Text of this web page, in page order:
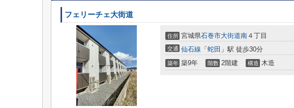
フェリーチェ大街道
住所 宮城県石巻市大街道南 ４丁目
交通 仙石線 「 蛇田 」駅 徒歩30分
築年 築9年 階数 2階建 構造 木造